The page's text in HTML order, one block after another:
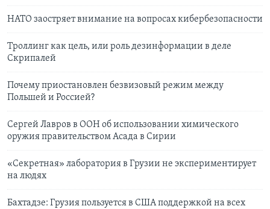
НАТО заостряет внимание на вопросах кибербезопасности
Троллинг как цель, или роль дезинформации в деле
Скрипалей
Почему приостановлен безвизовый режим между
Польшей и Россией?
Cергей Лавров в ООН об использовании химического
оружия правительством Асада в Сирии
«Секретная» лаборатория в Грузии не экспериментирует
на людях
Бахтадзе: Грузия пользуется в США поддержкой на всех